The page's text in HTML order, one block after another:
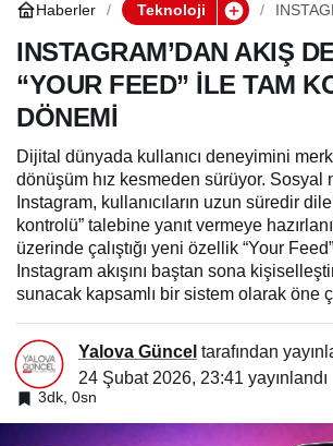
Haberler Teknoloji
İLE
INSTAGRAM’DAN AKIŞ
“YOUR FEED” İLE TAM
DÖNEMİ
Dijital dünyada kullanıcı deneyimini
dönüşüm hız kesmeden sürüyor. Sosyal
Instagram, kullanıcıların uzun süredir
kontrolü” talebine yanıt vermeye
üzerinde çalıştığı yeni özellik “Your Feed”
Instagram akışını baştan sona
sunacak kapsamlı bir sistem olarak öne
Yalova Güncel tarafından
24 Şubat 2026, 23:41 yayınlandı
3dk, 0sn